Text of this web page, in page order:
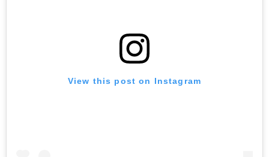
View this post on Instagram